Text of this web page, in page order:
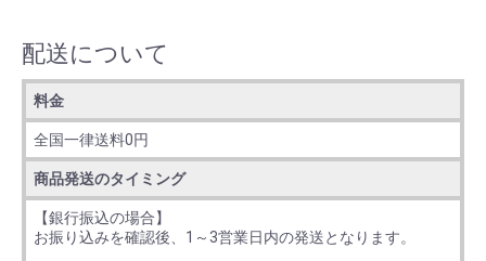
配送について
料金
全国一律送料0円
商品発送のタイミング
【銀行振込の場合】
お振り込みを確認後、1～3営業日内の発送となります。